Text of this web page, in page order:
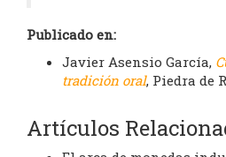
Publicado en:
Javier Asensio García,
tradición oral, Piedra de
Artículos